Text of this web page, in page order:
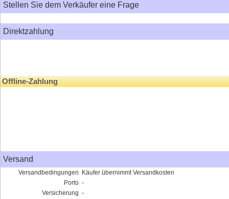
Stellen Sie dem Verkäufer eine Frage
Direktzahlung
Offline-Zahlung
Versand
Versandbedingungen
Käufer übernimmt Versandkosten
Porto -
Versicherung -